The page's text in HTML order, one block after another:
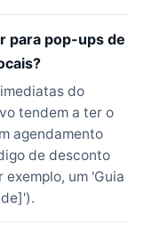
para pop-ups de
do
tendem a ter o
agendamento
de desconto
um 'Guia